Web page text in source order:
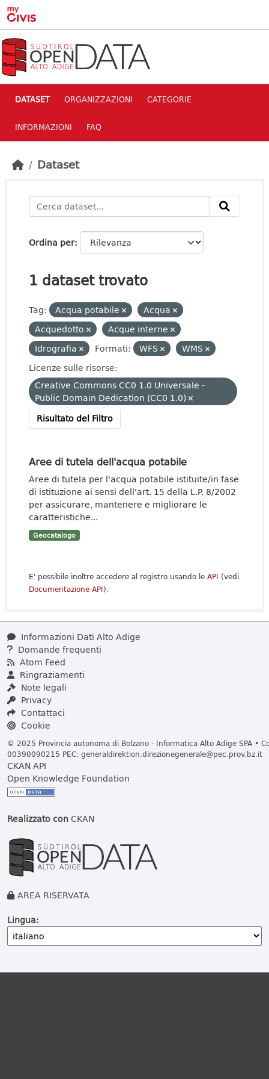
Skip to main content
DATASET ORGANIZZAZIONI CATEGORIE
INFORMAZIONI FAQ
Dataset
Ordina per
1 dataset trovato
Tag: Acqua potabile
Acqua
Acquedotto
Acque interne
Idrografia
Formati: WFS
WMS
Licenze sulle risorse:
Creative Commons CC0 1.0 Universale -
Public Domain Dedication (CC0 1.0)
Risultato del Filtro
Aree di tutela dell'acqua potabile
Aree di tutela per l'acqua potabile istituite/in fase
di istituzione ai sensi dell'art. 15 della L.P. 8/2002
per assicurare, mantenere e migliorare le
caratteristiche...
Geocatalogo
E' possibile inoltre accedere al registro usando le API (vedi
Documentazione API).
Informazioni Dati Alto Adige
Domande frequenti
Atom Feed
Ringraziamenti
Note legali
Privacy
Contattaci
Cookie
© 2025 Provincia autonoma di Bolzano - Informatica Alto Adige SPA •
00390090215 PEC: generaldirektion.direzionegenerale@pec.prov.bz.it
CKAN API
Open Knowledge Foundation
Realizzato conCKAN
AREA RISERVATA
Lingua